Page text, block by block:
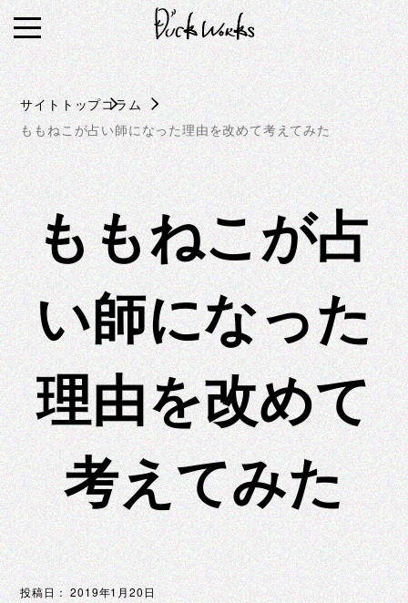
S
k
i
p
t
o
c
o
n
t
e
n
t
サイトトップコラム
ももねこが占い師になった理由を改めて考えてみた
ももねこが占
い師になった
理由を改めて
考えてみた
投稿日： 2019年1月20日